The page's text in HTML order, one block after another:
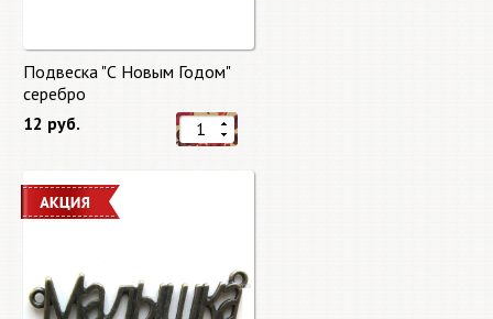
Подвеска "С Новым Годом"
серебро
12 руб.